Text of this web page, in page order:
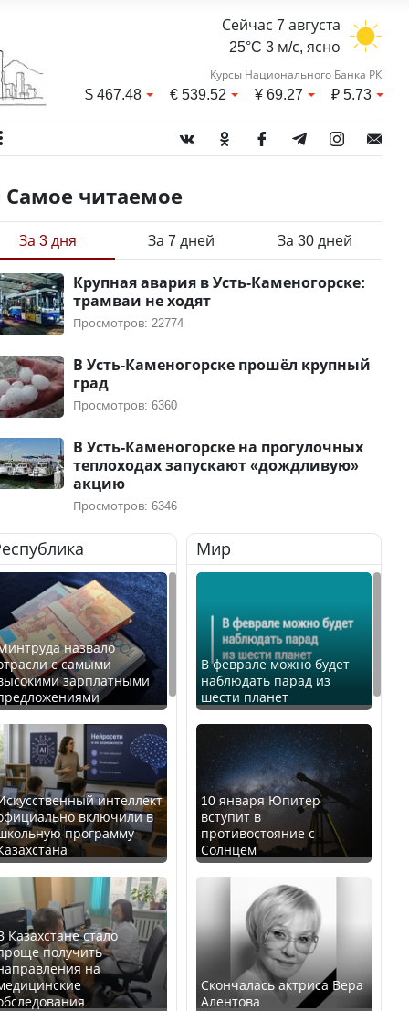
Сейчас 7 августа
25°C 3 м/с, ясно
Курсы Национального Банка РК
$467.48 €539.52 ¥69.27 ₽5.73
Самое читаемое
За 3 дня За 7 дней За 30 дней
Крупная авария в Усть-Каменогорске:
трамваи не ходят
Просмотров: 22774
В Усть-Каменогорске прошёл крупный
град
Просмотров: 6360
В Усть-Каменогорске на прогулочных
теплоходах запускают «дождливую»
акцию
Просмотров: 6346
назвало
с самыми
зарплатными
интеллект
включили в
программу
Казахстане стало
получить
на
Мир
В феврале можно будет
наблюдать парад из
шести планет
10 января Юпитер
вступит в
противостояние с
Солнцем
Скончалась актриса Вера
Алентова